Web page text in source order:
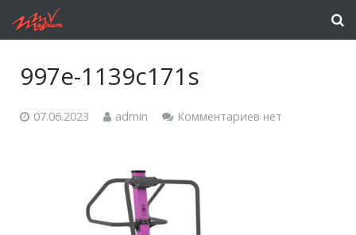
997e-1139c171s
07.06.2023 admin Комментариев нет